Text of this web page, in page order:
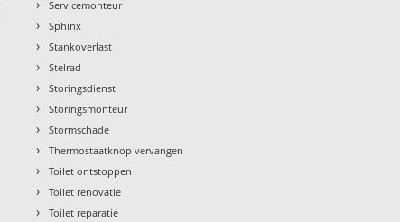
› Servicemonteur
› Sphinx
› Stankoverlast
› Stelrad
› Storingsdienst
› Storingsmonteur
› Stormschade
› Thermostaatknop vervangen
› Toilet ontstoppen
› Toilet renovatie
› Toilet reparatie